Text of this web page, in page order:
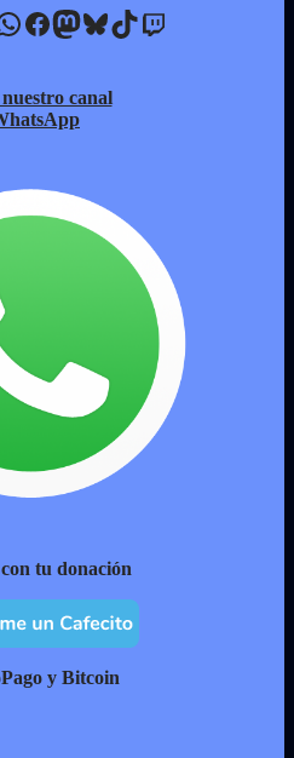
Facebook Mastodon Bluesky TikTok Twitch
canal
tu donación
y Bitcoin